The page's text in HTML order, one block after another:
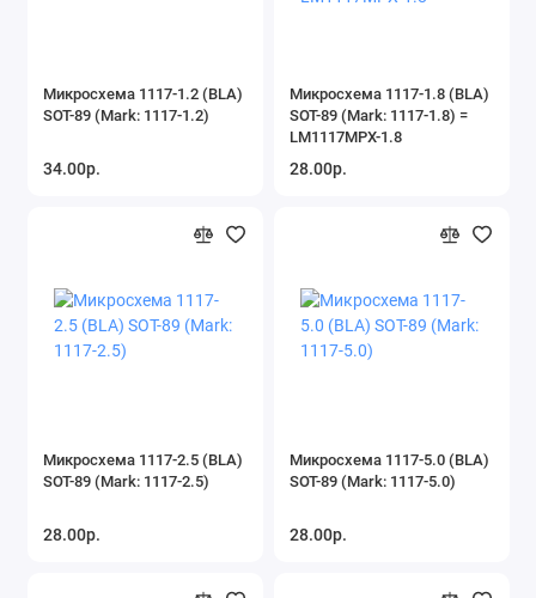
Микросхема 1117-1.2 (BLA)
SOT-89 (Mark: 1117-1.2)
34.00р.
Микросхема 1117-1.8 (BLA)
SOT-89 (Mark: 1117-1.8) =
LM1117MPX-1.8
28.00р.
Микросхема 1117-2.5 (BLA)
SOT-89 (Mark: 1117-2.5)
28.00р.
Микросхема 1117-5.0 (BLA)
SOT-89 (Mark: 1117-5.0)
28.00р.